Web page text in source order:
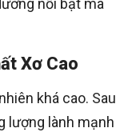
nổi bật mà
Xơ Cao
khá cao. Sau
lượng lành mạnh